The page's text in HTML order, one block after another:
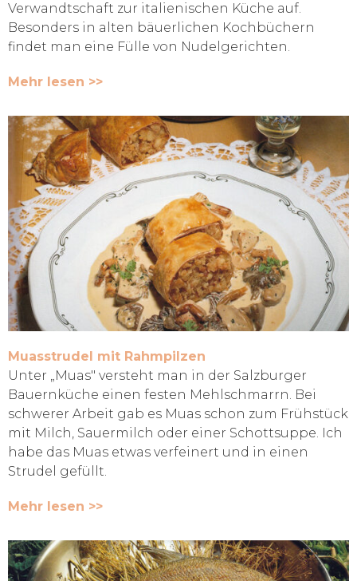
Verwandtschaft zur italienischen Küche auf.
Besonders in alten bäuerlichen Kochbüchern
findet man eine Fülle von Nudelgerichten.
Mehr lesen >>
Muasstrudel mit Rahmpilzen
Unter „Muas" versteht man in der Salzburger
Bauernküche einen festen Mehlschmarrn. Bei
schwerer Arbeit gab es Muas schon zum Frühstück
mit Milch, Sauermilch oder einer Schottsuppe. Ich
habe das Muas etwas verfeinert und in einen
Strudel gefüllt.
Mehr lesen >>